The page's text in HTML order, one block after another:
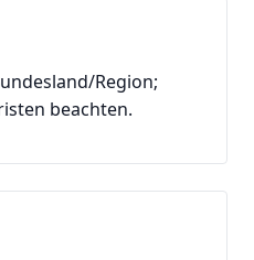
Region;
beachten.